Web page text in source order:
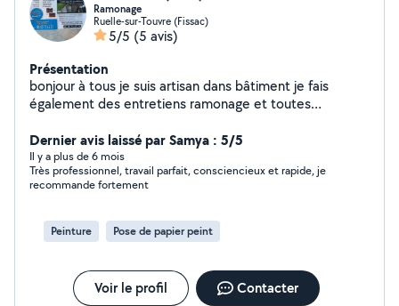
Ramonage
Ruelle-sur-Touvre (Fissac)
5/5 (5 avis)
Présentation
bonjour à tous je suis artisan dans bâtiment je fais
également des entretiens ramonage et toutes
Dernier avis laissé par Samya : 5/5
Il y a plus de 6 mois
Très professionnel, travail parfait, consciencieux et rapide, je
recommande fortement
Peinture Pose de papier peint
Voir le profil Contacter